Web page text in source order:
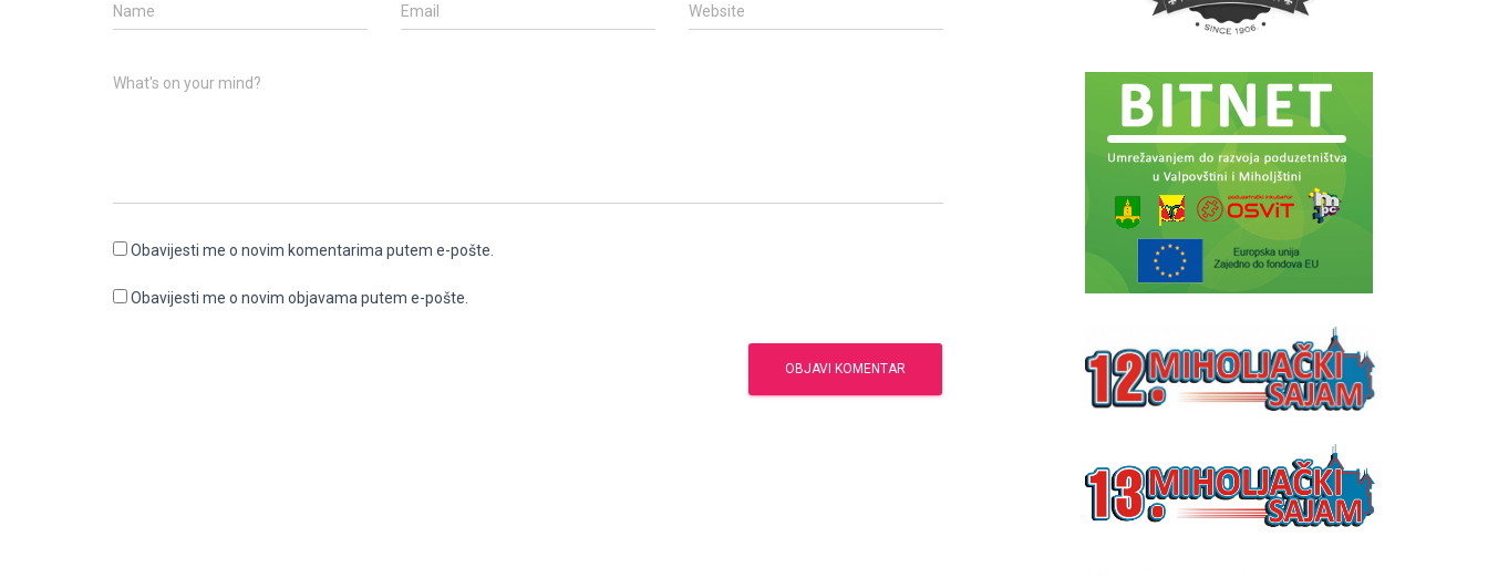
Name Email Website
What's on your mind?
Obavijesti me o novim komentarima putem e-pošte.
Obavijesti me o novim objavama putem e-pošte.